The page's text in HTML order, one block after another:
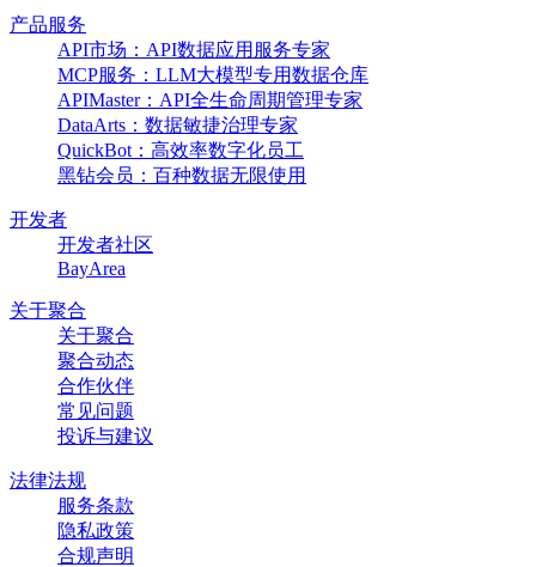
产品服务
API市场：API数据应用服务专家
MCP服务：LLM大模型专用数据仓库
APIMaster：API全生命周期管理专家
DataArts：数据敏捷治理专家
QuickBot：高效率数字化员工
黑钻会员：百种数据无限使用
开发者
开发者社区
BayArea
关于聚合
关于聚合
聚合动态
合作伙伴
常见问题
投诉与建议
法律法规
服务条款
隐私政策
合规声明